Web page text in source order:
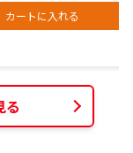
カートに入れる
る